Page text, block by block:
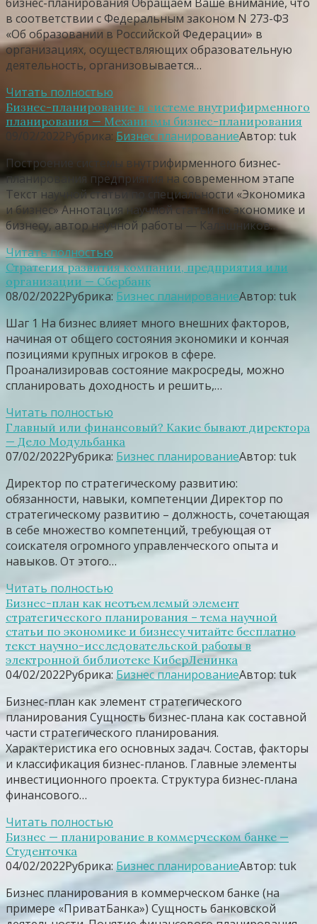
в соответствии с Федеральным законом N 273-ФЗ
«Об образовании в Российской Федерации» в
организациях, осуществляющих образовательную
деятельность, организовывается…
Читать полностью
Бизнес-планирование в системе внутрифирменного
планирования — Механизмы бизнес-планирования
09/02/2022Рубрика: Бизнес планированиеАвтор: tuk
Построение системы внутрифирменного бизнес-
планирования предприятия на современном этапе
Текст научной статьи по специальности «Экономика
и бизнес» Аннотация научной статьи по экономике и
бизнесу, автор научной работы — Калашников…
Читать полностью
Стратегия развития компании, предприятия или
организации — Сбербанк
08/02/2022Рубрика: Бизнес планированиеАвтор: tuk
Шаг 1 На бизнес влияет много внешних факторов,
начиная от общего состояния экономики и кончая
позициями крупных игроков в сфере.
Проанализировав состояние макросреды, можно
спланировать доходность и решить,…
Читать полностью
Главный или финансовый? Какие бывают директора
— Дело Модульбанка
07/02/2022Рубрика: Бизнес планированиеАвтор: tuk
Директор по стратегическому развитию:
обязанности, навыки, компетенции Директор по
стратегическому развитию – должность, сочетающая
в себе множество компетенций, требующая от
соискателя огромного управленческого опыта и
навыков. От этого…
Читать полностью
Бизнес-план как неотъемлемый элемент
стратегического планирования – тема научной
статьи по экономике и бизнесу читайте бесплатно
текст научно-исследовательской работы в
электронной библиотеке КиберЛенинка
04/02/2022Рубрика: Бизнес планированиеАвтор:tuk
Бизнес-план как элемент стратегического
планирования Сущность бизнес-плана как составной
части стратегического планирования.
Характеристика его основных задач. Состав, факторы
и классификация бизнес-планов. Главные элементы
инвестиционного проекта. Структура бизнес-плана
финансового…
Читать полностью
Бизнес — планирование в коммерческом банке —
Студенточка
04/02/2022Рубрика: Бизнес планированиеАвтор: tuk
Бизнес планирования в коммерческом банке (на
примере «ПриватБанка») Сущность банковской